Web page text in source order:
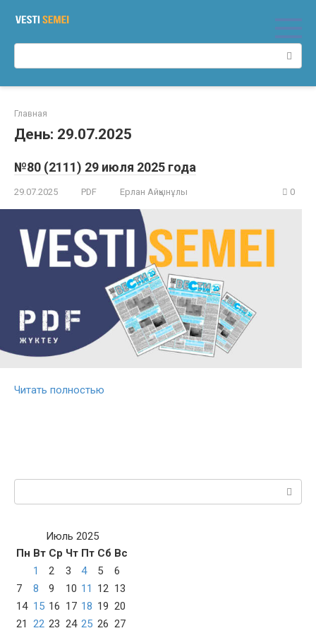
Главная
День: 29.07.2025
№80 (2111) 29 июля 2025 года
29.07.2025 PDF Ерлан Айқынұлы 0
Читать полностью
Поиск:
Июль 2025
Пн Вт Ср Чт Пт Сб Вс
1
2 3 4 5
6
7
8 9 10 11 12 13
14 15 16 17 18 19 20
21
22 23 24 25 26 27